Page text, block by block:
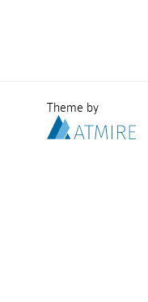
Theme by